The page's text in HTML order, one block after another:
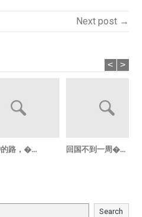
Next post →
路，�... 回国不到一周�...
< >
Search